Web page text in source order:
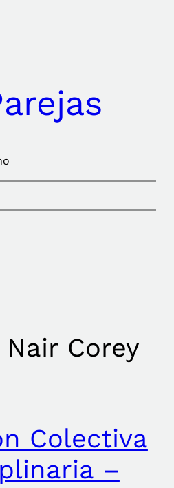
Nair Corey
Colectiva
–